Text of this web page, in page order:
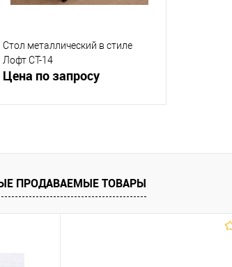
Стол металлический в стиле
Лофт СТ-14
Цена по запросу
В избранное
Под заказ
ПРОДАВАЕМЫЕ ТОВАРЫ